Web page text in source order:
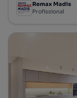
Remax Madis
Profissional